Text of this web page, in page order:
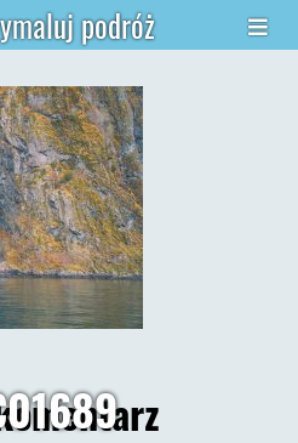
podróż